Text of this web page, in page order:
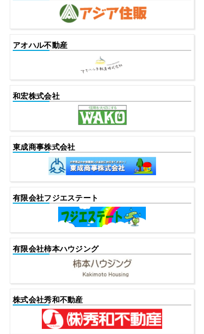
アオハル不動産
和宏株式会社
東成商事株式会社
有限会社フジエステート
有限会社柿本ハウジング
株式会社秀和不動産